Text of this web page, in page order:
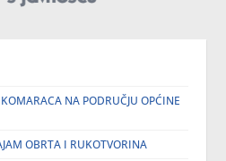
NA PODRUČJU OPĆINE
OBRTA I RUKOTVORINA